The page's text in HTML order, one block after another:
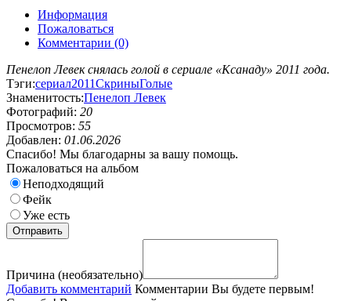
Информация
Пожаловаться
Комментарии (0)
Пенелоп Левек снялась голой в сериале «Ксанаду» 2011 года.
Тэги:сериал2011СкриныГолые
Знаменитость:Пенелоп Левек
Фотографий: 20
Просмотров: 55
Добавлен: 01.06.2026
Спасибо! Мы благодарны за вашу помощь.
Пожаловаться на альбом
Неподходящий
Фейк
Уже есть
Причина (необязательно)
Добавить комментарий Комментарии Вы будете первым!